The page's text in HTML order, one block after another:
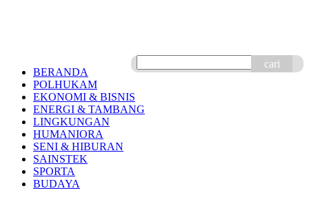
cari
BERANDA
POLHUKAM
EKONOMI & BISNIS
ENERGI & TAMBANG
LINGKUNGAN
HUMANIORA
SENI & HIBURAN
SAINSTEK
SPORTA
BUDAYA